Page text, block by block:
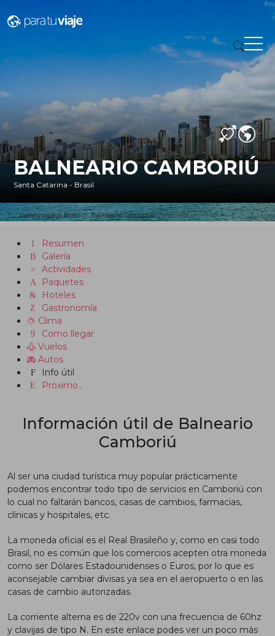
BALNEARIO CAMBORIÚ
Santa Catarina - Brasil
paratuviaje Brasil Balneario Camboriú Info útil
Resumen
Galería
Actividades
Paquetes
Hoteles
Gastronomía
Clima
Como llegar
Vuelos
Autos
Info útil
Próximo..
Información útil de Balneario
Camboriú
Al ser una ciudad turística muy popular prácticamente
podemos encontrar todo tipo de servicios en Camboriú con
lo cual no faltarán bancos, casas de cambios, farmacias,
clínicas y hospitales, etc.
La moneda oficial es el Real Brasileño y, como en casi todo
Brasil, no es común que los comercios acepten otra moneda
como ser Dólares Estadounidenses o Euros, por lo que es
aconsejable cambiar divisas ya sea en el aeropuerto o en las
casas de cambio autorizadas.
La corriente alterna es de 220v con una frecuencia de 60hz
y clavijas de tipo N. En este enlace podes ver un poco más